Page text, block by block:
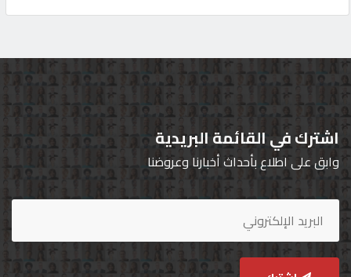
اشترك في القائمة البريدية
وابق على اطلاع بأحداث أخبارنا وعروضنا